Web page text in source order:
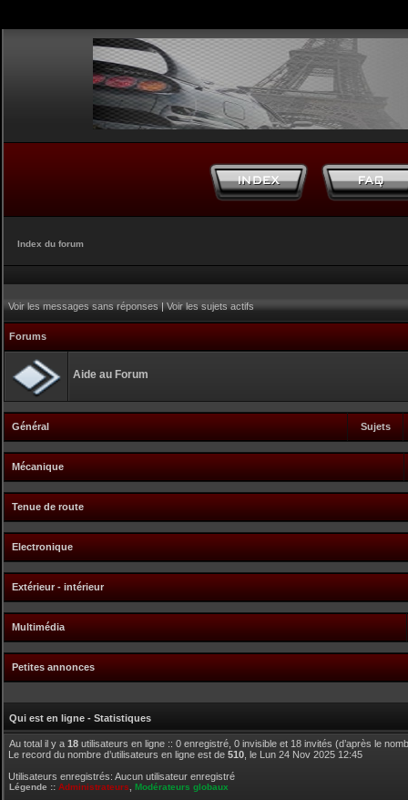
Index du forum
Voir les messages sans réponses|Voir les sujets actifs
Forums
Aide au Forum
Général Sujets
Mécanique
Tenue de route
Electronique
Extérieur - intérieur
Multimédia
Petites annonces
Qui est en ligne - Statistiques
Au total il y a 18 utilisateurs en ligne :: 0 enregistré, 0 invisible et 18 invités (d’après le
Le record du nombre d’utilisateurs en ligne est de 510 , le Lun 24 Nov 2025 12:45
Utilisateurs enregistrés: Aucun utilisateur enregistré
Légende :: Administrateurs Modérateurs globaux